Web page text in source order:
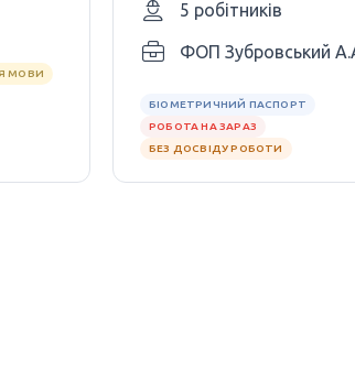
МОВИ
5 робітників
ФОП Зубровський
БІОМЕТРИЧНИЙ ПАСПОРТ
РОБОТА НА ЗАРАЗ
БЕЗ ДОСВІДУ РОБОТИ